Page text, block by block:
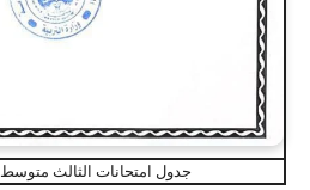
جدول امتحانات الثالث متوسط 2022 الدور الاول